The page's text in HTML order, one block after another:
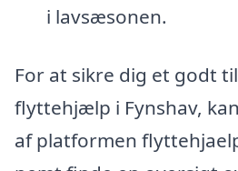
i lavsæsonen.
For at sikre dig et godt
flyttehjælp i Fynshav,
af platformen